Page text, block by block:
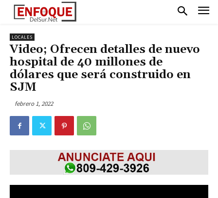
LOCALES
Video; Ofrecen detalles de nuevo
hospital de 40 millones de
dólares que será construido en
SJM
febrero 1, 2022